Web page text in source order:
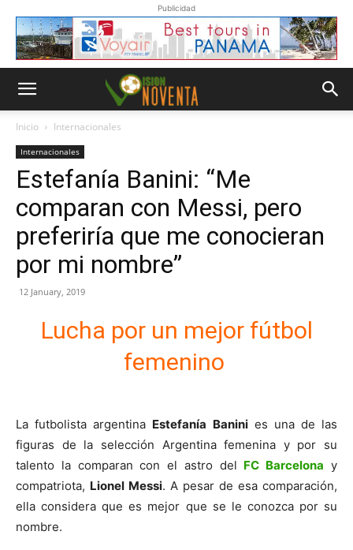
Publicidad
Inicio Internacionales
Internacionales
Estefanía Banini: “Me
comparan con Messi, pero
preferiría que me conocieran
por mi nombre”
12 January, 2019
Lucha por un mejor fútbol
femenino
La futbolista argentina Estefanía Baninies una de las
figuras de la selección Argentina femenina y por su
talento la comparan con el astro del FC Barcelona y
compatriota, Lionel Messi. A pesar de esa comparación,
ella considera que es mejor que se le conozca por su
nombre.